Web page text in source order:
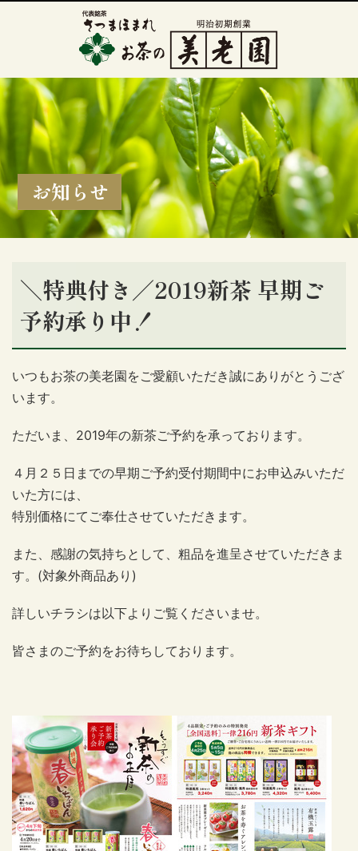
お知らせ
＼特典付き／2019新茶 早期ご
予約承り中！
いつもお茶の美老園をご愛顧いただき誠にありがとうござ
います。
ただいま、2019年の新茶ご予約を承っております。
４月２５日までの早期ご予約受付期間中にお申込みいただ
いた方には、
特別価格にてご奉仕させていただきます。
また、感謝の気持ちとして、粗品を進呈させていただきま
す。(対象外商品あり)
詳しいチラシは以下よりご覧くださいませ。
皆さまのご予約をお待ちしております。